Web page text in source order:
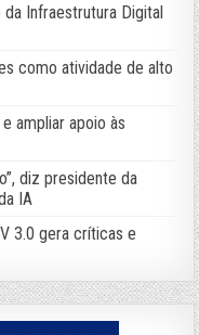
Infraestrutura Digital
como atividade de alto
ampliar apoio às
diz presidente da
IA
3.0 gera críticas e